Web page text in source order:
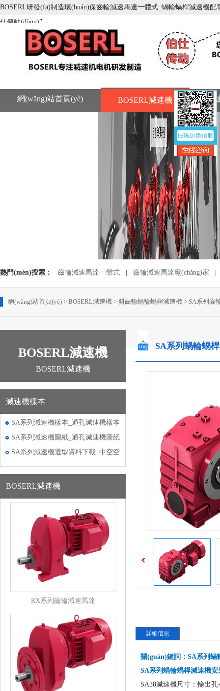
BOSERL研發(fā)制造環(huán)保齒輪減速馬達一體式_蝸輪蝸桿減速機配
仕傳動(dòng)”
網(wǎng)站首頁(yè) BOSERL減速機 減
熱門(mén)搜索： 齒輪減速馬達一體式 齒輪減速馬達廠(chǎng)家
網(wǎng)站首頁(yè) > BOSERL減速機 > 斜齒輪蝸輪蝸桿減速機 > SA系列齒
BOSERL減速機
BOSERL減速機
減速機樣本
SA系列減速機樣本_通孔減速機樣本
SA系列減速機圖紙_通孔減速機圖紙
SA系列減速機選型資料下載_中空空
BOSERL減速機
RX系列齒輪減速馬達
SA系列蝸輪蝸
詳細信息
關(guān)鍵詞：SA系列
SA系列蝸輪蝸桿減速機安
SA38減速機尺寸：輸出孔